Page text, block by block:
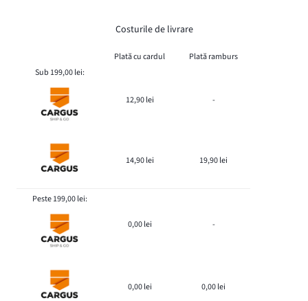
Costurile de livrare
Plată cu cardul
Plată ramburs
Sub 199,00 lei:
12,90 lei -
14,90 lei 19,90 lei
Peste 199,00 lei:
0,00 lei -
0,00 lei 0,00 lei